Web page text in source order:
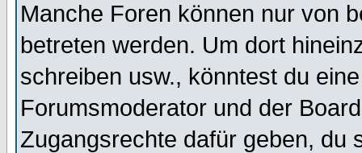
Manche Foren können nur von
betreten werden. Um dort
schreiben usw., könntest du
Forumsmoderator und der
Zugangsrechte dafür geben, du